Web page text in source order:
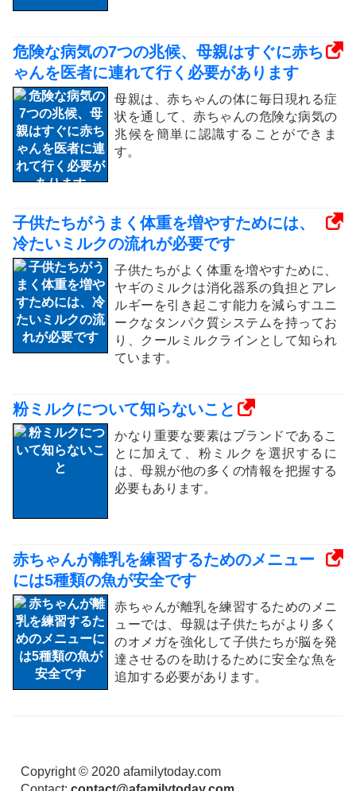
危険な病気の7つの兆候、母親はすぐに赤ち
ゃんを医者に連れて行く必要があります
母親は、赤ちゃんの体に毎日現れる症
状を通して、赤ちゃんの危険な病気の
兆候を簡単に認識することができま
す。
子供たちがうまく体重を増やすためには、
冷たいミルクの流れが必要です
子供たちがよく体重を増やすために、
ヤギのミルクは消化器系の負担とアレ
ルギーを引き起こす能力を減らすユニ
ークなタンパク質システムを持ってお
り、クールミルクラインとして知られ
ています。
粉ミルクについて知らないこと
かなり重要な要素はブランドであるこ
とに加えて、粉ミルクを選択するに
は、母親が他の多くの情報を把握する
必要もあります。
赤ちゃんが離乳を練習するためのメニュー
には5種類の魚が安全です
赤ちゃんが離乳を練習するためのメニ
ューでは、母親は子供たちがより多く
のオメガを強化して子供たちが脳を発
達させるのを助けるために安全な魚を
追加する必要があります。
Copyright © 2020 afamilytoday.com